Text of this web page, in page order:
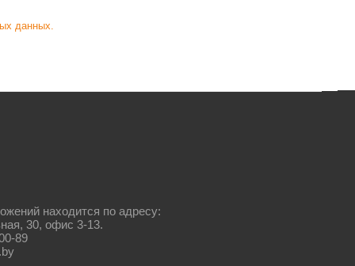
данных.
находится по адресу:
30, офис 3-13.
89